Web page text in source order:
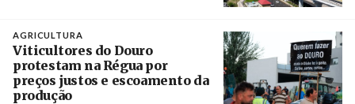
AGRICULTURA
Viticultores do Douro
protestam na Régua por
preços justos e escoamento da
produção